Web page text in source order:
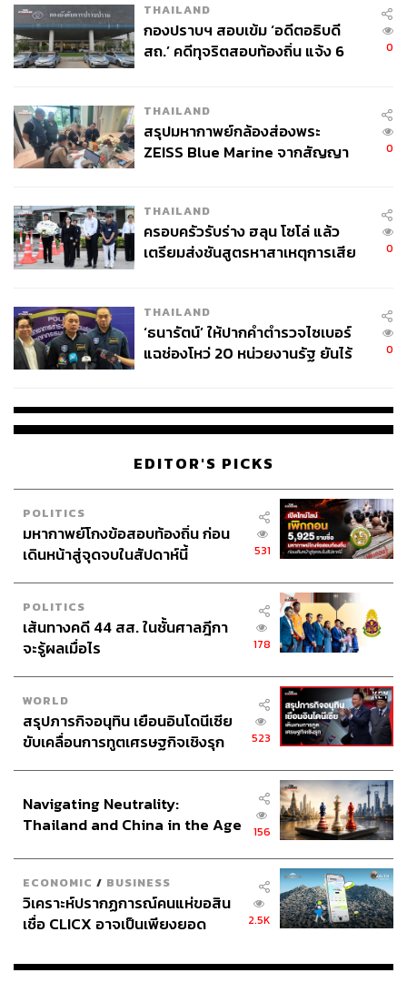
THAILAND
กองปราบฯ สอบเข้ม ‘อดีตอธิบดี
สถ.’ คดีทุจริตสอบท้องถิ่น แจ้ง 6
0
THAILAND
สรุปมหากาพย์กล้องส่องพระ
ZEISS Blue Marine จากสัญญา
จ่ายหนี้-แอบระบุแบรนด์
0
THAILAND
ครอบครัวรับร่าง ฮลุน โซโล่ แล้ว
เตรียมส่งชันสูตรหาสาเหตุการเสีย
0
THAILAND
‘ธนารัตน์’ ให้ปากคำตำรวจไซเบอร์
แฉช่องโหว่ 20 หน่วยงานรัฐ ยันไร้
0
EDITOR'S PICKS
POLITICS
มหากาพย์โกงข้อสอบท้องถิ่น ก่อน
เดินหน้าสู่จุดจบในสัปดาห์นี้
531
POLITICS
เส้นทางคดี 44 สส. ในชั้นศาลฎีกา
จะรู้ผลเมื่อไร
178
WORLD
สรุปภารกิจอนุทิน เยือนอินโดนีเซีย
ขับเคลื่อนการทูตเศรษฐกิจเชิงรุก
523
Navigating Neutrality:
Thailand and China in the Age
156
ECONOMIC / BUSINESS
วิเคราะห์ปรากฏการณ์คนแห่ขอสิน
เชื่อ CLICX อาจเป็นเพียงยอด
เรือนไทยที่ถูกซุกไว้
2.5K